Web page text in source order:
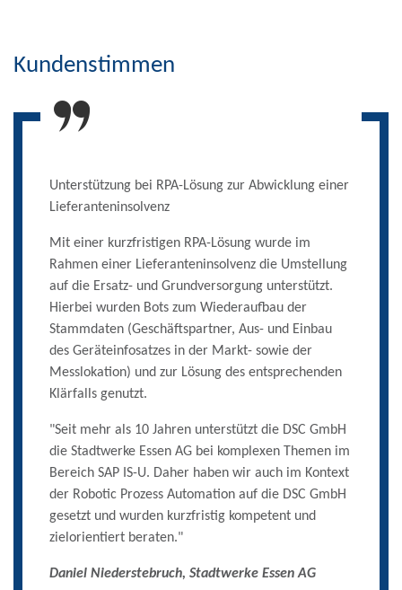
Kundenstimmen
Unterstützung bei RPA-Lösung zur Abwicklung einer
Lieferanteninsolvenz
Mit einer kurzfristigen RPA-Lösung wurde im
Rahmen einer Lieferanteninsolvenz die Umstellung
auf die Ersatz- und Grundversorgung unterstützt.
Hierbei wurden Bots zum Wiederaufbau der
Stammdaten (Geschäftspartner, Aus- und Einbau
des Geräteinfosatzes in der Markt- sowie der
Messlokation) und zur Lösung des entsprechenden
Klärfalls genutzt.
"Seit mehr als 10 Jahren unterstützt die DSC GmbH
die Stadtwerke Essen AG bei komplexen Themen im
Bereich SAP IS-U. Daher haben wir auch im Kontext
der Robotic Prozess Automation auf die DSC GmbH
gesetzt und wurden kurzfristig kompetent und
zielorientiert beraten."
Daniel Niederstebruch, Stadtwerke Essen AG